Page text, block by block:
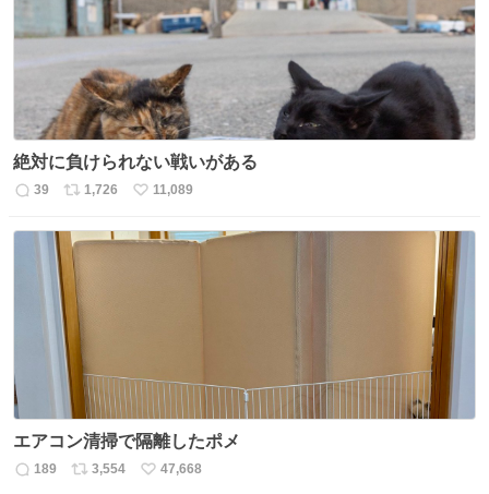
数
絶対に負けられない戦いがある
返
39
リ
ス
ト
数
1,726
い
ね
11,089
エアコン清掃で隔離したポメ
返
189
リ
3,554
い
47,668